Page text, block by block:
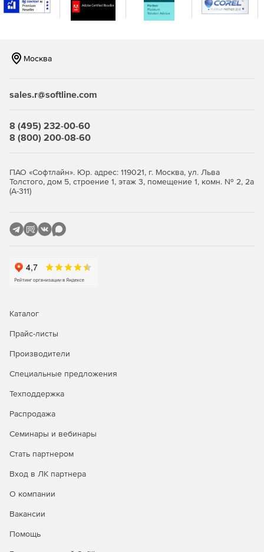
Москва
sales.r@softline.com
8 (495) 232-00-60
8 (800) 200-08-60
ПАО «Софтлайн». Юр. адрес: 119021, г. Москва, ул. Льва
Толстого, дом 5, строение 1, этаж 3, помещение 1, комн. № 2, 2а
(А-311)
Каталог
Прайс-листы
Производители
Специальные предложения
Техподдержка
Распродажа
Семинары и вебинары
Стать партнером
Вход в ЛК партнера
О компании
Вакансии
Помощь